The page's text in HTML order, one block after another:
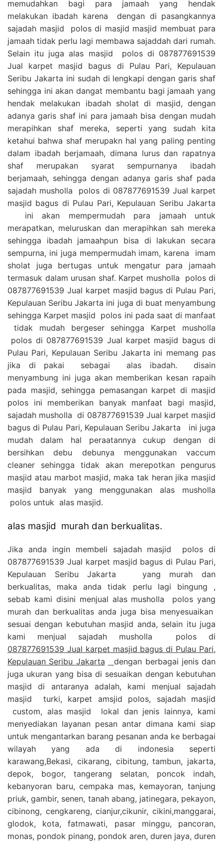
memudahkan bagi para jamaah yang hendak
melakukan ibadah karena dengan di pasangkannya
sajadah masjid polos di masjid masjid membuat para
jamaah tidak perlu lagi membawa sajaddah dari rumah.
Selain itu juga alas masjid polos di 087877691539
Jual karpet masjid bagus di Pulau Pari, Kepulauan
Seribu Jakarta ini sudah di lengkapi dengan garis shaf
sehingga ini akan dangat membantu bagi jamaah yang
hendak melakukan ibadah sholat di masjid, dengan
adanya garis shaf ini para jamaah bisa dengan mudah
merapihkan shaf mereka, seperti yang sudah kita
ketahui bahwa shaf merupakn hal yang paling penting
dalam ibadah berjamaah, dimana lurus dan rapatnya
shaf merupakan syarat sempurnanya ibadah
berjamaah, sehingga dengan adanya garis shaf pada
sajadah musholla polos di 087877691539 Jual karpet
masjid bagus di Pulau Pari, Kepulauan Seribu Jakarta
ini akan mempermudah para jamaah untuk
merapatkan, meluruskan dan merapihkan sah mereka
sehingga ibadah jamaahpun bisa di lakukan secara
sempurna, ini juga mempermudah imam, karena imam
sholat juga bertugas untuk mengatur para jamaah
termasuk dalam urusan shaf. Karpet musholla polos di
087877691539 Jual karpet masjid bagus di Pulau Pari,
Kepulauan Seribu Jakarta ini juga di buat menyambung
sehingga Karpet masjid polos ini pada saat di manfaat
tidak mudah bergeser sehingga Karpet musholla
polos di 087877691539 Jual karpet masjid bagus di
Pulau Pari, Kepulauan Seribu Jakarta ini memang pas
jika di pakai sebagai alas ibadah. disain
menyambung ini juga akan memberikan kesan rapaih
pada masjid, sehingga pemasangan karpet di masjid
polos ini memberikan banyak manfaat bagi masjid,
sajadah musholla di 087877691539 Jual karpet masjid
bagus di Pulau Pari, Kepulauan Seribu Jakarta ini juga
mudah dalam hal peraatannya cukup dengan di
bersihkan debu debunya menggunakan vaccum
cleaner sehingga tidak akan merepotkan pengurus
masjid atau marbot masjid, maka tak heran jika masjid
masjid banyak yang menggunakan alas musholla
polos untuk alas masjid.
alas masjid murah dan berkualitas.
Jika anda ingin membeli sajadah masjid polos di
087877691539 Jual karpet masjid bagus di Pulau Pari,
Kepulauan Seribu Jakarta yang murah dan
berkualitas, maka anda tidak perlu lagi bingung ,
sebab kami disini menjual alas musholla polos yang
murah dan berkualitas anda juga bisa menyesuaikan
sesuai dengan kebutuhan masjid anda, selain itu juga
kami menjual sajadah musholla polos di
087877691539 Jual karpet masjid bagus di Pulau Pari,
Kepulauan Seribu Jakarta
dengan berbagai jenis dan
juga ukuran yang bisa di sesuaikan dengan kebutuhan
masjid di antaranya adalah, kami menjual sajadah
masjid turki, karpet amsjid polos, sajadah masjid
custom, alas masjid lokal dan jenis lainnya, kami
menyediakan layanan pesan antar dimana kami siap
untuk mengantarkan barang pesanan anda ke berbagai
wilayah yang ada di indonesia seperti
karawang,Bekasi, cikarang, cibitung, tambun, jakarta,
depok, bogor, tangerang selatan, poncok indah,
kebanyoran baru, cempaka mas, kemayoran, tanjung
priuk, gambir, senen, tanah abang, jatinegara, pekayon,
cibinong, cengkareng, cianjur,cikunir, cikini,manggarai,
glodok, kota, fatmawati, pasar minggu, pancoran,
monas, pondok pinang, pondok aren, duren jaya, duren